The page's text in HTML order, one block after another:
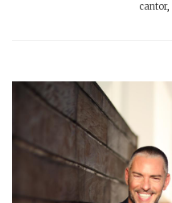
cantor,